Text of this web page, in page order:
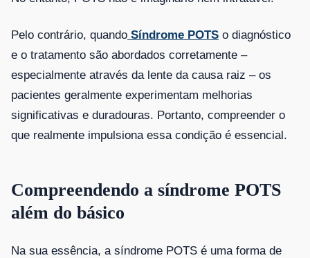
Pelo contrário, quando Síndrome POTS o diagnóstico
e o tratamento são abordados corretamente –
especialmente através da lente da causa raiz – os
pacientes geralmente experimentam melhorias
significativas e duradouras. Portanto, compreender o
que realmente impulsiona essa condição é essencial.
Compreendendo a síndrome POTS
além do básico
Na sua essência, a síndrome POTS é uma forma de